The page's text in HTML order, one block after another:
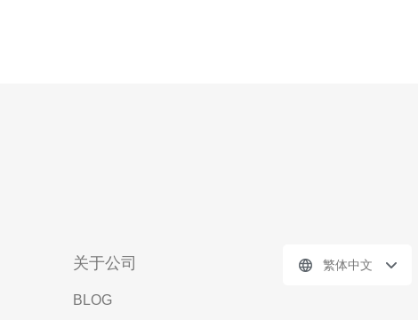
关于公司
BLOG
繁体中文